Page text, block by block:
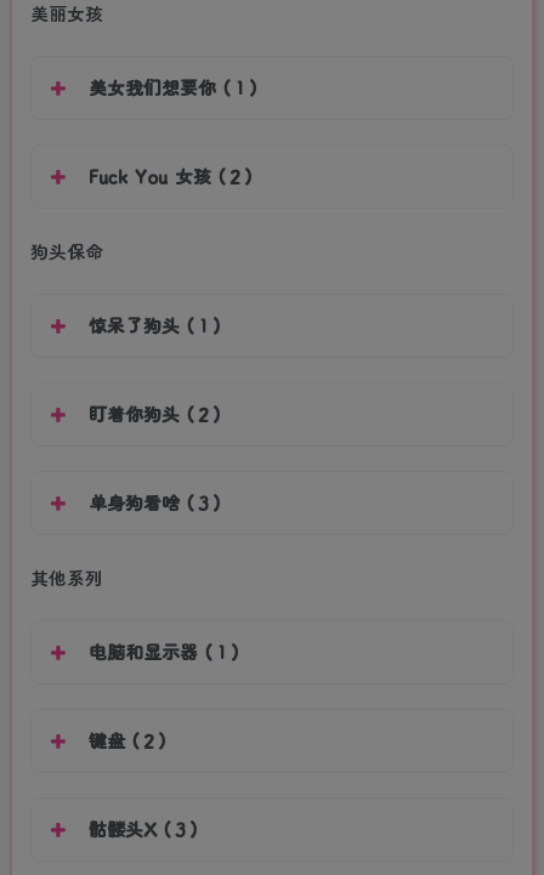
美丽女孩
美女我们想要你（1）
Fuck You 女孩（2）
狗头保命
惊呆了狗头（1）
盯着你狗头（2）
单身狗看啥（3）
其他系列
电脑和显示器（1）
键盘（2）
骷髅头X（3）